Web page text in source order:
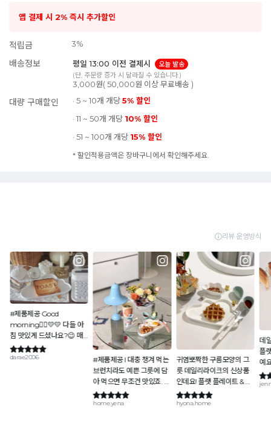
앱 결제 시 2% 즉시 추가할인
적립금 3%
배송정보 평일 13:00 이전 결제시
오늘 발송
(단, 주문량 증가 시 달라질 수 있습니다.)
3,000원( 50,000원 이상 무료배송 )
대량 구매할인 · 5 ~ 10개 개당5% 할인
· 11 ~ 50개 개당 10% 할인
· 51 ~ 100개 개당 15% 할인
* 할인적용금액은 장바구니에서 확인해주세요.